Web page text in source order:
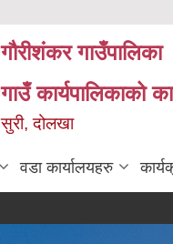
गौरीशंकर गाउँपालिका
गाउँ कार्यपालिकाको
सुरी, दोलखा
वडा कार्यालयहरु